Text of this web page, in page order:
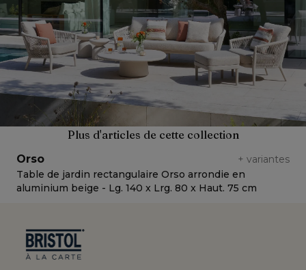
Plus d'articles de cette collection
Orso + variantes
Table de jardin rectangulaire Orso arrondie en
aluminium beige - Lg. 140 x Lrg. 80 x Haut. 75 cm